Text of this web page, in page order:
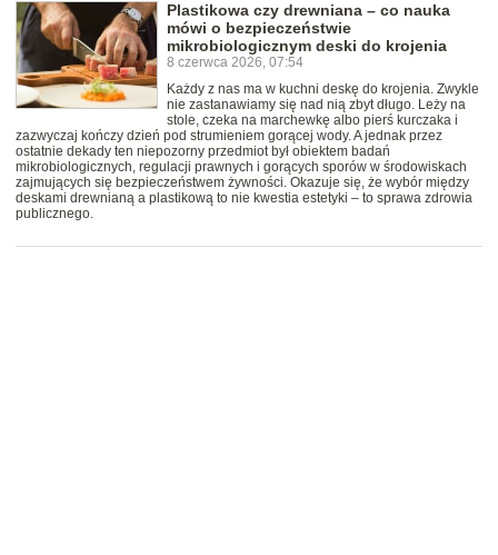
Plastikowa czy drewniana – co nauka
mówi o bezpieczeństwie
mikrobiologicznym deski do krojenia
8 czerwca 2026, 07:54
Każdy z nas ma w kuchni deskę do krojenia. Zwykle
nie zastanawiamy się nad nią zbyt długo. Leży na
stole, czeka na marchewkę albo pierś kurczaka i
zazwyczaj kończy dzień pod strumieniem gorącej wody. A jednak przez
ostatnie dekady ten niepozorny przedmiot był obiektem badań
mikrobiologicznych, regulacji prawnych i gorących sporów w środowiskach
zajmujących się bezpieczeństwem żywności. Okazuje się, że wybór między
deskami drewnianą a plastikową to nie kwestia estetyki – to sprawa zdrowia
publicznego.